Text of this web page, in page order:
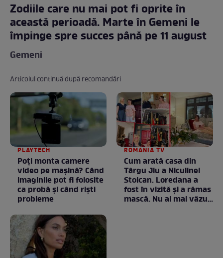
Zodiile care nu mai pot fi oprite în
această perioadă. Marte în Gemeni le
împinge spre succes până pe 11 august
Gemeni
Articolul continuă după recomandări
PLAYTECH
Poți monta camere
video pe mașină? Când
imaginile pot fi folosite
ca probă și când riști
probleme
ROMANIA TV
Cum arată casa din
Târgu Jiu a Niculinei
Stoican. Loredana a
fost în vizită și a rămas
mască. Nu ai mai văzut